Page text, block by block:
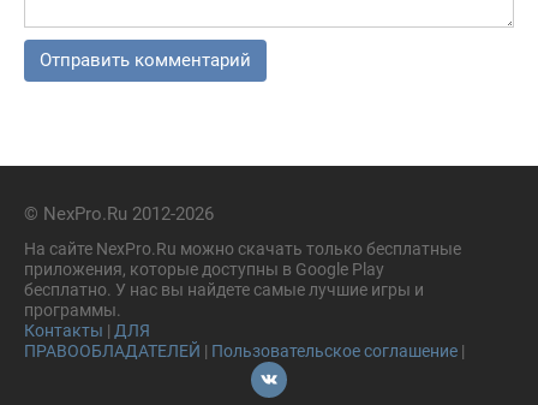
© NexPro.Ru 2012-2026
На сайте NexPro.Ru можно скачать только бесплатные
приложения, которые доступны в Google Play
бесплатно. У нас вы найдете самые лучшие игры и
программы.
Контакты | ДЛЯ
ПРАВООБЛАДАТЕЛЕЙ | Пользовательское соглашение |